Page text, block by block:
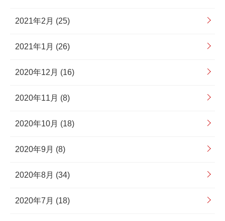
2021年2月 (25)
2021年1月 (26)
2020年12月 (16)
2020年11月 (8)
2020年10月 (18)
2020年9月 (8)
2020年8月 (34)
2020年7月 (18)